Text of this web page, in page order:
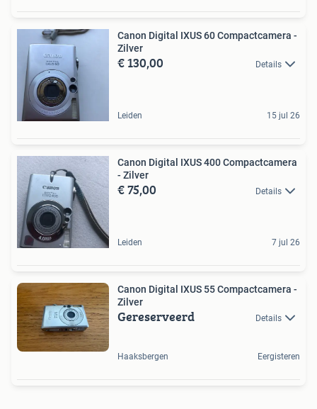
Canon Digital IXUS 60 Compactcamera -
Zilver
€ 130,00 Details
Leiden 15 jul 26
Canon Digital IXUS 400 Compactcamera
- Zilver
€ 75,00 Details
Leiden 7 jul 26
Canon Digital IXUS 55 Compactcamera -
Zilver
Gereserveerd Details
Haaksbergen Eergisteren